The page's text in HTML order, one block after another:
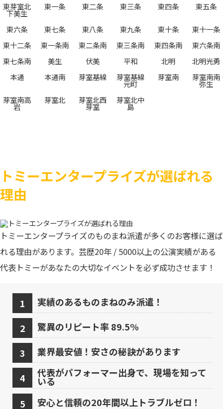
東芽室北
下美生
東一条 東二条 東三条 東四条 東五条
東六条 東七条 東八条 東九条 東十条
東十一条
東十二条
東一条南 東二条南 東三条南 東四条南
東六条南
東七条南
美生 伏美 平和 北明
北明光勇
本通
本通南 芽室基線 芽室基線
元町
芽室南 芽室南南
弥生
芽室南高
岩
芽室北 芽室北西
芽室
芽室北中
島
トミーエンタープライズが選ばれる
理由
トミーエンタープライズのものまね派遣が多くのお客様に選ば
れる理由があります。芸歴20年 / 5000以上の公演実績がある
代表トミーがあなたの大切なイベントを必ず成功させます！
実績のあるものまねのみ派遣！
驚異のリピート率 89.5%
業界最安値！安さの秘訣があります
代表がパフォーマー出身で、現場を知って
いる
安心と信頼の20年間以上トラブルゼロ！